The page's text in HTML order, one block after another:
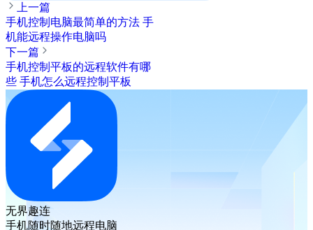
上一篇
手机控制电脑最简单的方法 手
机能远程操作电脑吗
下一篇
手机控制平板的远程软件有哪
些 手机怎么远程控制平板
无界趣连
手机随时随地远程电脑